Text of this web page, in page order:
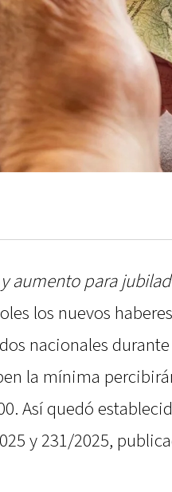
aumento para
los nuevos
nacionales
la mínima
Así quedó
y 231/2025,